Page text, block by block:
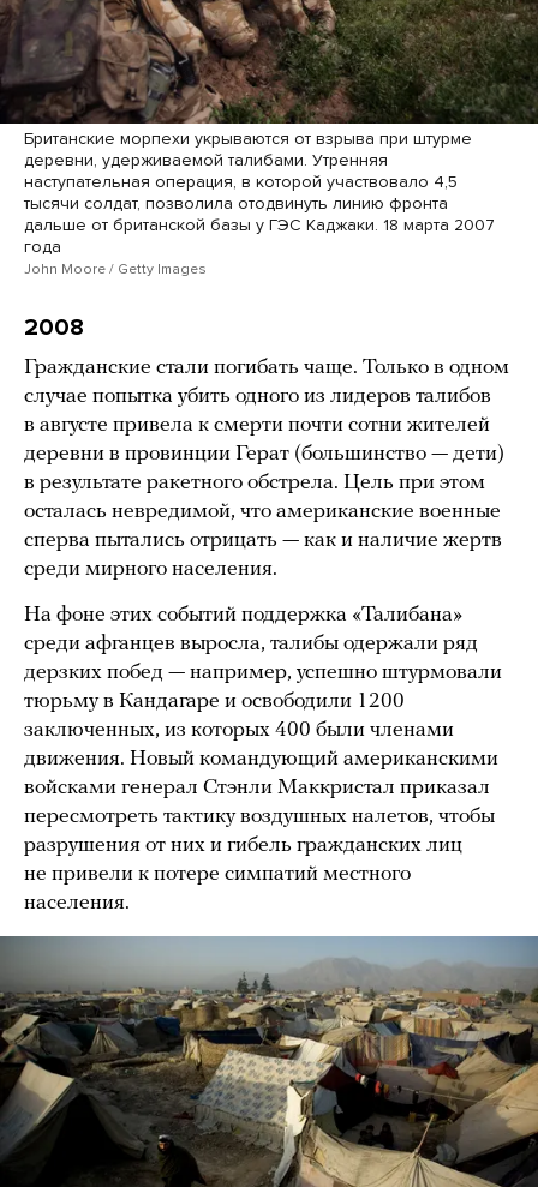
Британские морпехи укрываются от взрыва при штурме
деревни, удерживаемой талибами. Утренняя
наступательная операция, в которой участвовало 4,5
тысячи солдат, позволила отодвинуть линию фронта
дальше от британской базы у ГЭС Каджаки. 18 марта 2007
года
John Moore / Getty Images
2008
Гражданские стали погибать чаще. Только в одном
случае попытка убить одного из лидеров талибов
в августе привела к смерти почти сотни жителей
деревни в провинции Герат (большинство — дети)
в результате ракетного обстрела. Цель при этом
осталась невредимой, что американские военные
сперва пытались отрицать — как и наличие жертв
среди мирного населения.
На фоне этих событий поддержка «Талибана»
среди афганцев выросла, талибы одержали ряд
дерзких побед — например, успешно штурмовали
тюрьму в Кандагаре и освободили 1200
заключенных, из которых 400 были членами
движения. Новый командующий американскими
войсками генерал Стэнли Маккристал приказал
пересмотреть тактику воздушных налетов, чтобы
разрушения от них и гибель гражданских лиц
не привели к потере симпатий местного
населения.